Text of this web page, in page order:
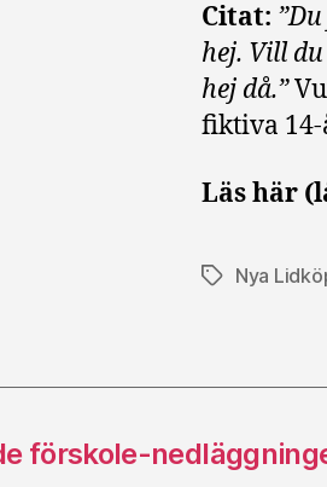
Citat:
hej. Vill
hej då.”
fiktiva
Läs här
Etiketter
Nya
förskole-